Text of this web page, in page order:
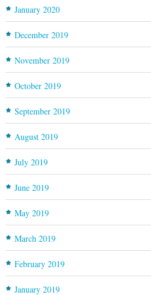
January 2020
December 2019
November 2019
October 2019
September 2019
August 2019
July 2019
June 2019
May 2019
March 2019
February 2019
January 2019